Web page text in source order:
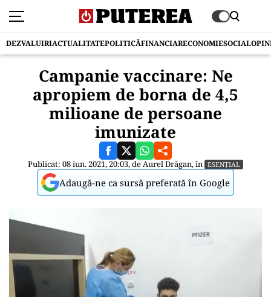
DEZVALUIRIACTUALITATEPOLITICĂFINANCIARECONOMIESOCIAL
Campanie vaccinare: Ne
apropiem de borna de 4,5
milioane de persoane
imunizate
Publicat: 08 iun. 2021, 20:03, deAurel Drăgan, în ESENȚIAL
Adaugă-ne ca sursă preferată în Google